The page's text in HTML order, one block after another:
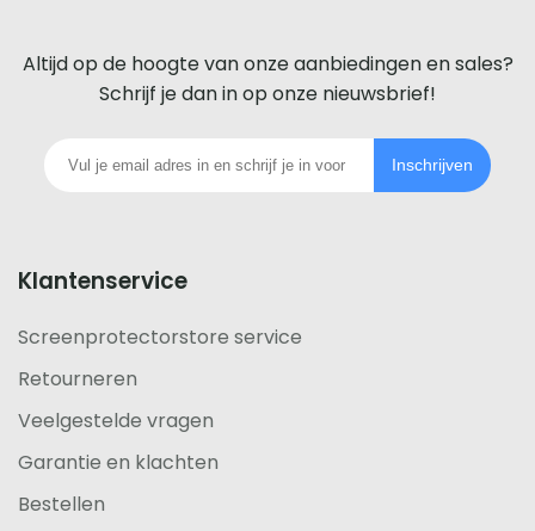
voor
iedere
telefoon
Altijd op de hoogte van onze aanbiedingen en sales?
Schrijf je dan in op onze nieuwsbrief!
Inschrijven
Klantenservice
Screenprotectorstore service
Retourneren
Veelgestelde vragen
Garantie en klachten
Bestellen